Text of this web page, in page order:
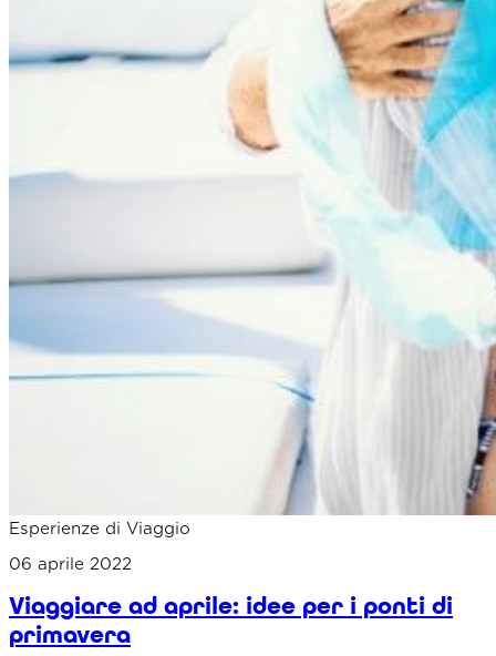
Esperienze di Viaggio
06 aprile 2022
Viaggiare ad aprile: idee per i ponti di
primavera